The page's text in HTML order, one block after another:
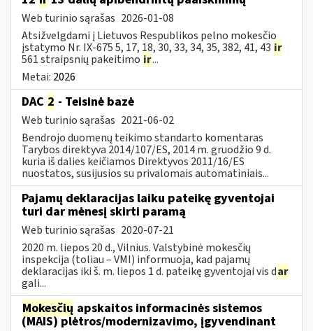
Web turinio sąrašas 2026-01-08
Atsižvelgdami į Lietuvos Respublikos pelno mokesčio
įstatymo Nr. IX-675 5, 17, 18, 30, 33, 34, 35, 382, 41, 43 ir
561 straipsnių pakeitimo ir...
Metai: 2026
DAC 2 - Teisinė bazė
Web turinio sąrašas 2021-06-02
Bendrojo duomenų teikimo standarto komentaras
Tarybos direktyva 2014/107/ES, 2014 m. gruodžio 9 d.
kuria iš dalies keičiamos Direktyvos 2011/16/ES
nuostatos, susijusios su privalomais automatiniais...
Pajamų deklaracijas laiku pateikę gyventojai
turi dar mėnesį skirti paramą
Web turinio sąrašas 2020-07-21
2020 m. liepos 20 d., Vilnius. Valstybinė mokesčių
inspekcija (toliau – VMI) informuoja, kad pajamų
deklaracijas iki š. m. liepos 1 d. pateikę gyventojai vis dar
gali...
Mokesčių apskaitos informacinės sistemos
(MAIS) plėtros/modernizavimo, įgyvendinant